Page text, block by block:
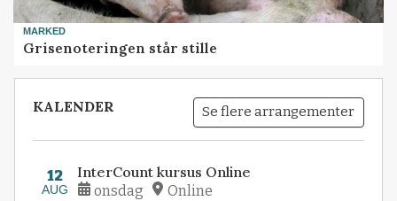
MARKED
Grisenoteringen står stille
KALENDER Se flere arrangementer
12
AUG
InterCount kursus Online
onsdag Online